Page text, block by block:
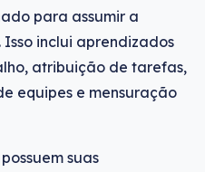
para assumir a
inclui aprendizados
atribuição de tarefas,
equipes e mensuração
suas